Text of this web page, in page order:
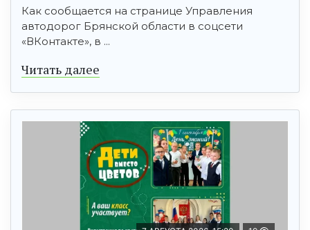
Как сообщается на странице Управления
автодорог Брянской области в соцсети
«ВКонтакте», в ...
Читать далее